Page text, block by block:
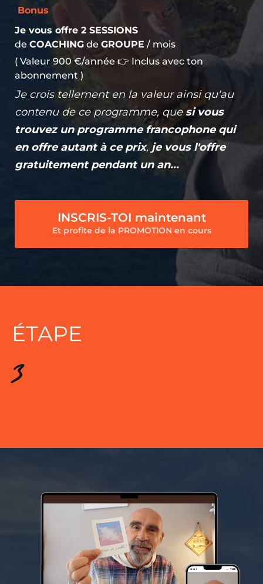
Bonus
Je vous offre 2 SESSIONS
de COACHING de GROUPE / mois
( Valeur 900 €/année 👉 Inclus avec ton
abonnement )
Je crois tellement en la valeur ainsi qu'au
contenu de ce programme, quesi vous
trouvez un programme francophone qui
en offre autant à ce prix, je vous l'offre
gratuitement pendant un an...
INSCRIS-TOI maintenant
Et profite de la PROMOTION en cours
ÉTAPE
3